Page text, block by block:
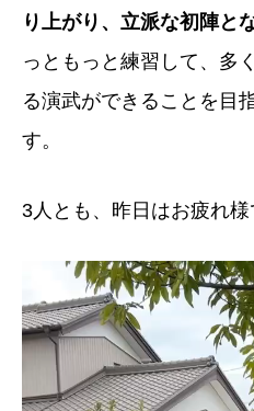
り上がり、立派な初陣と
っともっと練習して、多
る演武ができることを目
す。
3人とも、昨日はお疲れ
プ
レ
ー
ヤ